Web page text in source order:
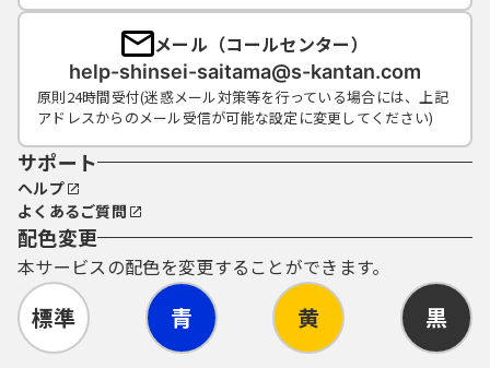
（６）構成団体は、利用者ＩＤ及びパスワー
ド、整理番号及びパスワード（申請データ
用）を使用して行われた手続については、本
人がこれを行ったものとみなします。
５ 電子証明書の取得・管理
出等の手続を行う場合、電子的な署名（以下
「電子署名」という。）を必要とするものが
あります。電子署名が必要な手続について
は、自ら電子証明書を取得して、申請･届出等
のデータに署名を付けて申請するものとしま
す。
（２）（１）の電子署名を利用する場合、利
メール（コールセンター）
help-shinsei-saitama@s-kantan.com
原則24時間受付(迷惑メール対策等を行っている場合には、上記
アドレスからのメール受信が可能な設定に変更してください)
サポート
ヘルプ
よくあるご質問
配色変更
本サービスの配色を変更することができます。
標準 青 黄 黒